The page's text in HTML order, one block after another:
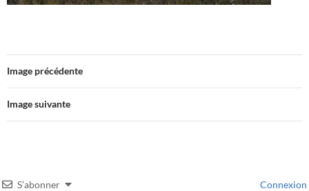
Image précédente
Image suivante
S’abonner Connexion